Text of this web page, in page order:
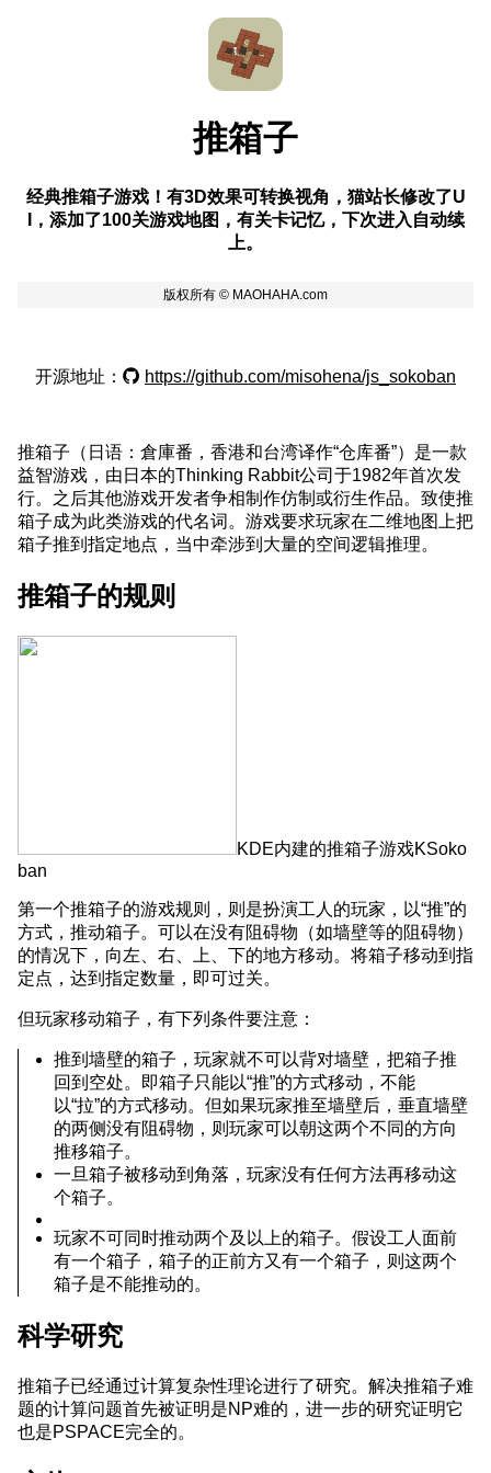
推箱子
经典推箱子游戏！有3D效果可转换视角，猫站长修改了U
I，添加了100关游戏地图，有关卡记忆，下次进入自动续
上。
开源地址： https://github.com/misohena/js_sokoban
推箱子（日语：倉庫番，香港和台湾译作“仓库番”）是一款
益智游戏，由日本的Thinking Rabbit公司于1982年首次发
行。之后其他游戏开发者争相制作仿制或衍生作品。致使推
箱子成为此类游戏的代名词。游戏要求玩家在二维地图上把
箱子推到指定地点，当中牵涉到大量的空间逻辑推理。
推箱子的规则
KDE内建的推箱子游戏KSoko
ban
第一个推箱子的游戏规则，则是扮演工人的玩家，以“推”的
方式，推动箱子。可以在没有阻碍物（如墙壁等的阻碍物）
的情况下，向左、右、上、下的地方移动。将箱子移动到指
定点，达到指定数量，即可过关。
但玩家移动箱子，有下列条件要注意：
推到墙壁的箱子，玩家就不可以背对墙壁，把箱子推
回到空处。即箱子只能以“推”的方式移动，不能
以“拉”的方式移动。但如果玩家推至墙壁后，垂直墙壁
的两侧没有阻碍物，则玩家可以朝这两个不同的方向
推移箱子。
一旦箱子被移动到角落，玩家没有任何方法再移动这
个箱子。
玩家不可同时推动两个及以上的箱子。假设工人面前
有一个箱子，箱子的正前方又有一个箱子，则这两个
箱子是不能推动的。
科学研究
推箱子已经通过计算复杂性理论进行了研究。解决推箱子难
题的计算问题首先被证明是NP难的，进一步的研究证明它
也是PSPACE完全的。